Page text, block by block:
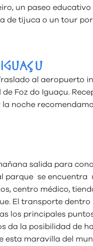
un paseo educativo
de tijuca o un tour
al aeropuerto
Foz do Iguaçu.
noche
salida para
parque se encuentra
centro médico,
El transporte
los principales
da la posibilidad de
esta maravilla del